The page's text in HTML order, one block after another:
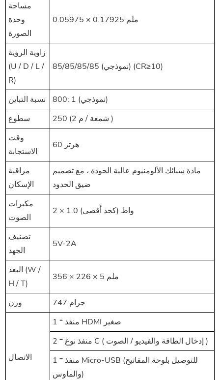
مساحة
وحدة
الصورة
0.05975 × 0.17925 ملم
زاوية الرؤية
(U / D / L /
R)
85/85/85/85 (نموذجي) (CR≥10)
نسبة التباين
800: 1 (نموذجي)
سطوع
250 (شمعة / م )
وقت
الاستجابة
60 هرتز
مراقبة
الإسكان
مادة سبائك الألومنيوم عالية الجودة ، مع تصميم
ضيق الحدود
مكبرات
الصوت
2 × 1.0 واط (كحد أقصى)
تصنيف
الجهد
5V-2A
البعد (W /
H / T)
356 × 226 × 5 ملم
وزن 747 جرام
الاتصال
1 * منفذ HDMI صغير
2 * منفذ نوع C (
)
1 * منفذ Micro-USB (للتوصيل بلوحة المفاتيح
والماوس)